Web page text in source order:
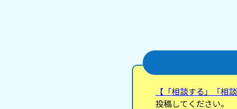
【「相談する」「相
投稿してください。